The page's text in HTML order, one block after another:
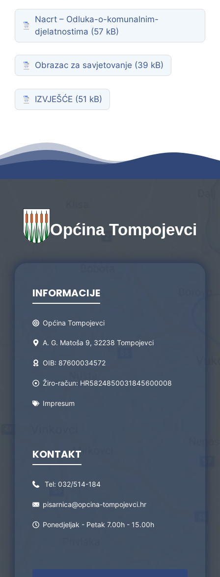
Nacrt – Odluka-o-komunalnim-
djelatnostima
Obrazac za savjetovanje
IZVJEŠĆE
Općina Tompojevci
INFORMACIJE
Općina Tompojevci
A. G. Matoša 9, 32238 Tompojevci
OIB: 87600034572
Žiro-račun: HR5824850031845600008
Impresum
KONTAKT
Tel: 032/514-184
pisarnica@opcina-tompojevci.hr
Ponedjeljak - Petak 7.00h - 15.00h